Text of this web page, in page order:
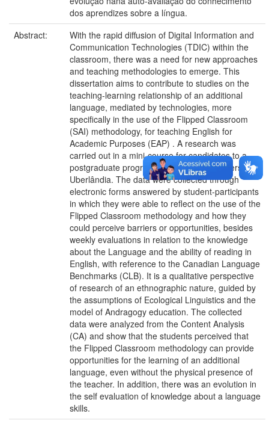
dos aprendizes sobre a língua.
Abstract:
With the rapid diffusion of Digital Information and
Communication Technologies (TDIC) within the
classroom, there was a need for new approaches
and teaching methodologies to emerge. This
dissertation aims to contribute to studies on the
teaching-learning relationship of an additional
language, mediated by technologies, more
specifically in the use of the Flipped Classroom
(SAI) methodology, for teaching English for
Academic Purposes (EAP) . A research was
carried out in a mini-course for candidates to a
postgraduate program at the Federal University of
Uberlândia. The data were collected through
electronic forms answered by student-participants
in which they were able to reflect on the use of the
Flipped Classroom methodology and how they
could perceive barriers or opportunities, besides
weekly evaluations in relation to the knowledge
about the Language and the ability of reading in
English, with reference to the Canadian Language
Benchmarks (CLB). It is a qualitative perspective
of research of an ethnographic nature, guided by
the assumptions of Ecological Linguistics and the
model of Andragogy education. The collected
data were analyzed from the Content Analysis
(CA) and show that the students perceived that
the Flipped Classroom methodology can provide
opportunities for the learning of an additional
language, even without the physical presence of
the teacher. In addition, there was an evolution in
the self evaluation of knowledge about a language
skills.